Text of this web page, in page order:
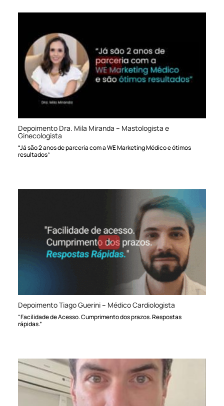
Depoimento Dra. Mila Miranda – Mastologista e
Ginecologista
“Já são 2 anos de parceria com a WE Marketing Médico e ótimos
resultados”
Depoimento Tiago Guerini – Médico Cardiologista
“Facilidade de Acesso. Cumprimento dos prazos. Respostas
rápidas.”